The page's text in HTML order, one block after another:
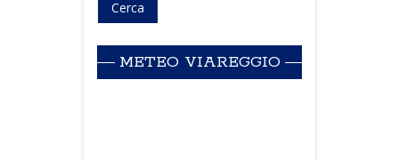
METEO VIAREGGIO